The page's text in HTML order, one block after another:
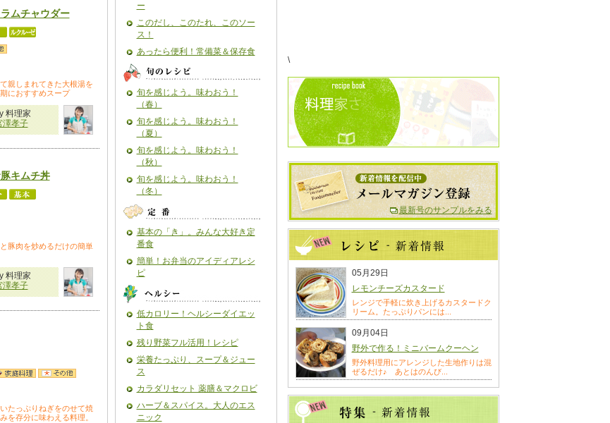
ムチャウダー
親しまれてきた大根湯を
におすすめスープ
料理家
澤孝子
キムチ丼
豚肉を炒めるだけの簡単
料理家
澤孝子
たっぷりねぎをのせて焼
を存分に味わえる料理。
ー
このだし、このたれ、このソー
ス！
あったら便利！常備菜＆保存食
旬を感じよう。味わおう！
（春）
旬を感じよう。味わおう！
（夏）
旬を感じよう。味わおう！
（秋）
旬を感じよう。味わおう！
（冬）
基本の「き」。みんな大好き定
番食
簡単！お弁当のアイディアレシ
ピ
低カロリー！ヘルシーダイエッ
ト食
残り野菜フル活用！レシピ
栄養たっぷり、スープ＆ジュー
ス
カラダリセット 薬膳＆マクロビ
ハーブ＆スパイス。大人のエス
ニック
\
最新号のサンプルをみる
05月29日
レモンチーズカスタード
レンジで手軽に炊き上げるカスタードク
リーム。たっぷりパンには...
09月04日
野外で作る！ミニバームクーヘン
野外料理用にアレンジした生地作りは混
ぜるだけ♪ あとはのんび...